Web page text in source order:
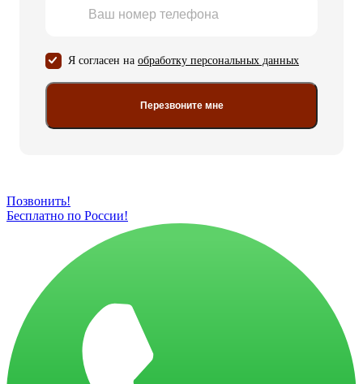
Я согласен на обработку персональных данных
Перезвоните мне
Позвонить!
Бесплатно по России!